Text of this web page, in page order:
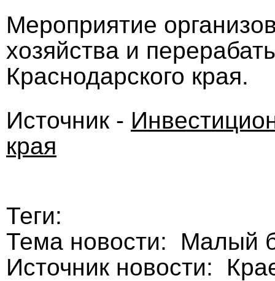
Мероприятие
хозяйства и
Краснодарского края.
Источник -
края
Теги:
Тема новости: Малый
Источник новости: